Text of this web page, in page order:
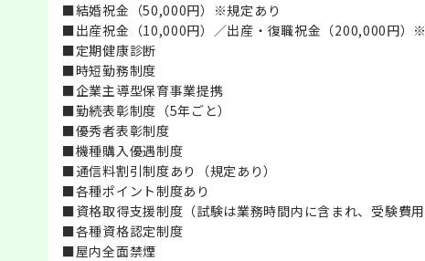
■結婚祝金（50,000円）※規定あり
■出産祝金（10,000円）／出産・復職祝金（200,000円）
■定期健康診断
■時短勤務制度
■企業主導型保育事業提携
■勤続表彰制度（5年ごと）
■優秀者表彰制度
■機種購入優遇制度
■通信料割引制度あり（規定あり）
■各種ポイント制度あり
■資格取得支援制度（試験は業務時間内に含まれ、受験費
■各種資格認定制度
■屋内全面禁煙